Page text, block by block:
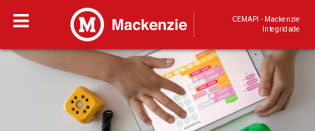
CEMAPI - Mackenzie
Integridade